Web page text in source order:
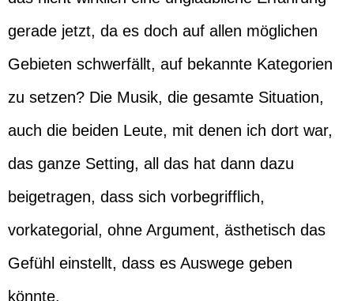
gerade jetzt, da es doch auf allen möglichen
Gebieten schwerfällt, auf bekannte Kategorien
zu setzen? Die Musik, die gesamte Situation,
auch die beiden Leute, mit denen ich dort war,
das ganze Setting, all das hat dann dazu
beigetragen, dass sich vorbegrifflich,
vorkategorial, ohne Argument, ästhetisch das
Gefühl einstellt, dass es Auswege geben
könnte.